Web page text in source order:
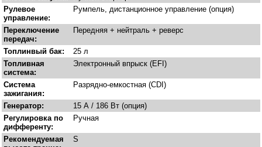
Рулевое
управление:
Румпель, дистанционное управление (опция)
Переключение
передач:
Передняя + нейтраль + реверс
Топлинвый бак:
25 л
Топливная
система:
Электронный впрыск (EFI)
Система
зажигания:
Разрядно-емкостная (CDI)
Генератор:
15 А / 186 Вт (опция)
Регулировка по
дифференту:
Ручная
Рекомендуемая
S